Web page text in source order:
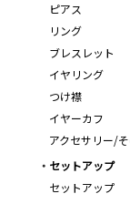
ピアス
リング
ブレスレット
イヤリング
つけ襟
イヤーカフ
アクセサリー/
セットアップ
セットアップ